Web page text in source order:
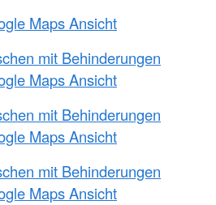
Maps Ansicht
mit Behinderungen
Maps Ansicht
mit Behinderungen
Maps Ansicht
mit Behinderungen
Maps Ansicht